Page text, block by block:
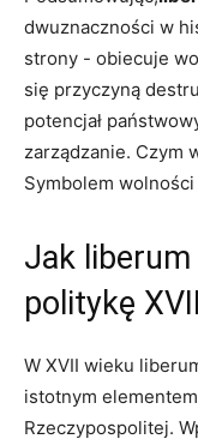
dwuznaczności w
strony -⁤ obiecuje
się przyczyną
potencjał
zarządzanie. Czym
Symbolem
Jak liberum
politykę‍
W ‌XVII wieku
istotnym
Rzeczypospolitej.